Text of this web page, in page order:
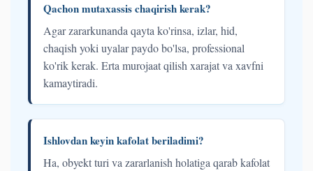
Qachon mutaxassis chaqirish kerak?
Agar zararkunanda qayta ko'rinsa, izlar, hid,
chaqish yoki uyalar paydo bo'lsa, professional
ko'rik kerak. Erta murojaat qilish xarajat va xavfni
kamaytiradi.
Ishlovdan keyin kafolat beriladimi?
Ha, obyekt turi va zararlanish holatiga qarab kafolat